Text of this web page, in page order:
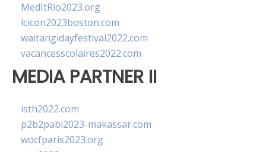
MedItRio2023.org
lcicon2023boston.com
waitangidayfestival2022.com
vacancesscolaires2022.com
MEDIA PARTNER II
isth2022.com
p2b2pabi2023-makassar.com
wocfparis2023.org